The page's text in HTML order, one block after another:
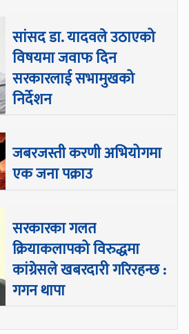
सांसद डा‍‍. यादवले उठाएको
विषयमा जवाफ दिन
सरकारलाई सभामुखको
निर्देशन
जबरजस्ती करणी अभियोगमा
एक जना पक्राउ
सरकारका गलत
क्रियाकलापको विरुद्धमा
कांग्रेसले खबरदारी गरिरहन्छ :
गगन थापा